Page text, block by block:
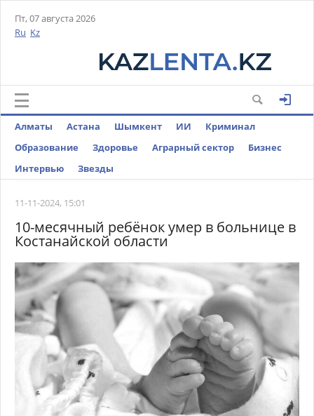
Пт, 07 августа 2026
Ru Kz
Алматы Астана Шымкент ИИ
Криминал
Образование
Здоровье Аграрный сектор
Бизнес
Интервью
Звезды
11-11-2024, 15:01
10-месячный ребёнок умер в больнице в
Костанайской области